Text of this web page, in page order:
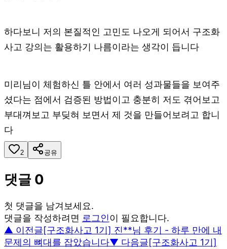
하다보니 저의 본질적인 고민도 나오게 되어서 구조화
사고 강의는 활용하기 나름이라는 생각이 듭니다
미리님이 체험하신 틀 안에서 여러 성과물들을 보여주
셨다는 점에서 검증된 방법이고 충분히 저도 겪어보고
부대껴보고 부딪혀 보면서 제 것을 만들어보려고 합니
다
2 공유
댓글 0
첫 댓글을 남겨보세요.
댓글을 작성하려면 로그인이 필요합니다.
▲ 이전글[구조화사고 1기] 진**님 후기 - 하루 만에 내
문제의 뼈대를 잡았습니다▼ 다음글[구조화사고 1기]